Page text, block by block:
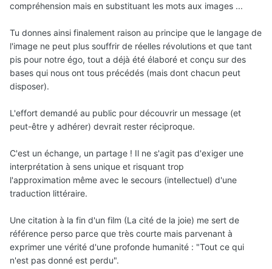
compréhension mais en substituant les mots aux images ...
Tu donnes ainsi finalement raison au principe que le langage de
l'image ne peut plus souffrir de réelles révolutions et que tant
pis pour notre égo, tout a déjà été élaboré et conçu sur des
bases qui nous ont tous précédés (mais dont chacun peut
disposer).
L'effort demandé au public pour découvrir un message (et
peut-être y adhérer) devrait rester réciproque.
C'est un échange, un partage ! Il ne s'agit pas d'exiger une
interprétation à sens unique et risquant trop
l'approximation même avec le secours (intellectuel) d'une
traduction littéraire.
Une citation à la fin d'un film (La cité de la joie) me sert de
référence perso parce que très courte mais parvenant à
exprimer une vérité d'une profonde humanité : "Tout ce qui
n'est pas donné est perdu".